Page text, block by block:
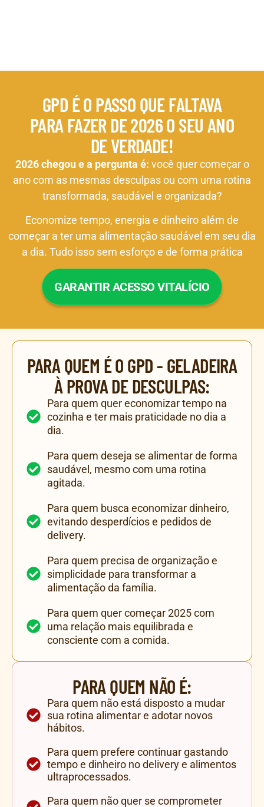
GPD É O PASSO QUE FALTAVA
PARA FAZER DE 2026 O SEU ANO
DE VERDADE!
2026 chegou e a pergunta é: você quer começar o
ano com as mesmas desculpas ou com uma rotina
transformada, saudável e organizada?
Economize tempo, energia e dinheiro além de
começar a ter uma alimentação saudável em seu dia
a dia. Tudo isso sem esforço e de forma prática
GARANTIR ACESSO VITALÍCIO
PARA QUEM É O GPD - GELADEIRA
À PROVA DE DESCULPAS:
Para quem quer economizar tempo na
cozinha e ter mais praticidade no dia a
dia.
Para quem deseja se alimentar de forma
saudável, mesmo com uma rotina
agitada.
Para quem busca economizar dinheiro,
evitando desperdícios e pedidos de
delivery.
Para quem precisa de organização e
simplicidade para transformar a
alimentação da família.
Para quem quer começar 2025 com
uma relação mais equilibrada e
consciente com a comida.
PARA QUEM NÃO É:
Para quem não está disposto a mudar
sua rotina alimentar e adotar novos
hábitos.
Para quem prefere continuar gastando
tempo e dinheiro no delivery e alimentos
ultraprocessados.
Para quem não quer se comprometer